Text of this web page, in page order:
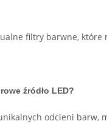
filtry barwne, które
źródło LED?
odcieni barw,